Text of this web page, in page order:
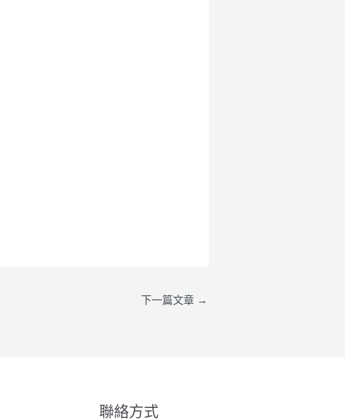
下一篇文章 →
聯絡方式